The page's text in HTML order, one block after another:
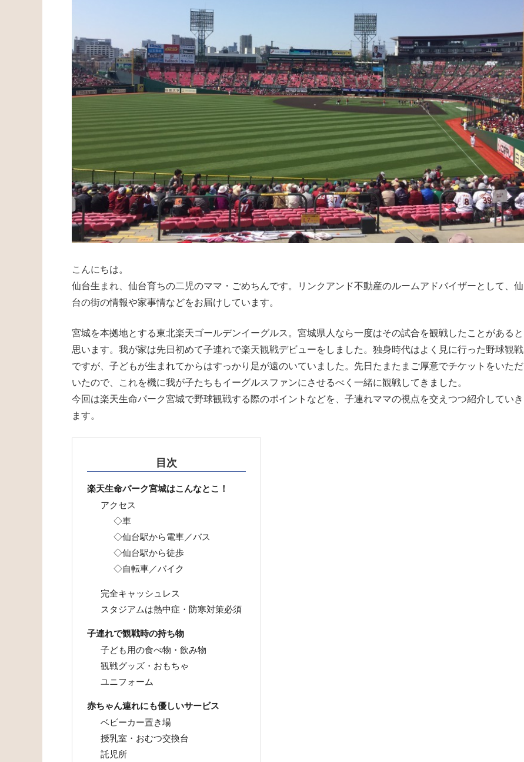
こんにちは。
仙台生まれ、仙台育ちの二児のママ・ごめちんです。リンクアンド不動産のルームアドバイザーとして、仙
台の街の情報や家事情などをお届けしています。
宮城を本拠地とする東北楽天ゴールデンイーグルス。宮城県人なら一度はその試合を観戦したことがあると
思います。我が家は先日初めて子連れで楽天観戦デビューをしました。独身時代はよく見に行った野球観戦
ですが、子どもが生まれてからはすっかり足が遠のいていました。先日たまたまご厚意でチケットをいただ
いたので、これを機に我が子たちもイーグルスファンにさせるべく一緒に観戦してきました。
今回は楽天生命パーク宮城で野球観戦する際のポイントなどを、子連れママの視点を交えつつ紹介していき
ます。
目次
楽天生命パーク宮城はこんなとこ！
アクセス
◇車
◇仙台駅から電車／バス
◇仙台駅から徒歩
◇自転車／バイク
完全キャッシュレス
スタジアムは熱中症・防寒対策必須
子連れで観戦時の持ち物
子ども用の食べ物・飲み物
観戦グッズ・おもちゃ
ユニフォーム
赤ちゃん連れにも優しいサービス
ベビーカー置き場
授乳室・おむつ交換台
託児所